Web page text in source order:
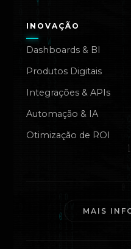
INOVAÇÃO
Dashboards & BI
Produtos Digitais
Integrações & APIs
Automação & IA
Otimização de ROI
MAIS